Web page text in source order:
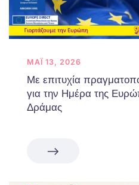
ΜΆΙ 13, 2026
Με επιτυχία
για την Ημέρα της
Δράμας